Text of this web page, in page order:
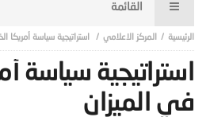
المركز الاعلامي استراتيجية سياسة أمريكا
استراتيجية سياسة
في الميزان